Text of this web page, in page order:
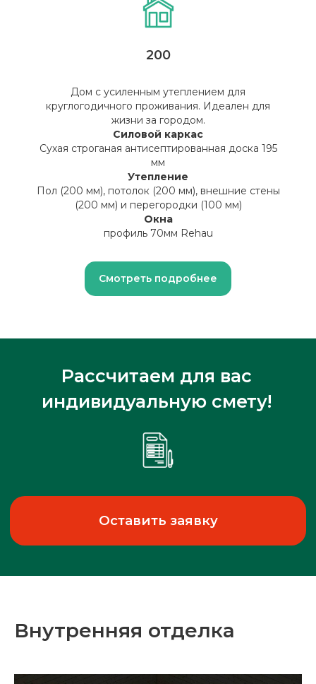
200
Дом с усиленным утеплением для
круглогодичного проживания. Идеален для
жизни за городом.
Силовой каркас
Сухая строганая антисептированная доска 195
мм
Утепление
Пол (200 мм), потолок (200 мм), внешние стены
(200 мм) и перегородки (100 мм)
Окна
профиль 70мм Rehau
Смотреть подробнее
Внутренняя отделка